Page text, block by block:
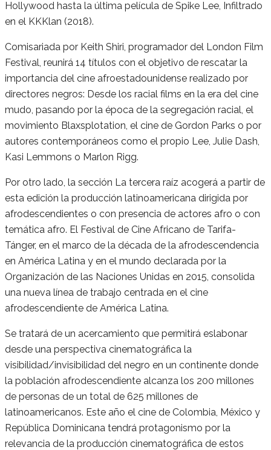
Hollywood hasta la última película de Spike Lee, Infiltrado
en el KKKlan (2018).
Comisariada por Keith Shiri, programador del London Film
Festival, reunirá 14 títulos con el objetivo de rescatar la
importancia del cine afroestadounidense realizado por
directores negros: Desde los racial films en la era del cine
mudo, pasando por la época de la segregación racial, el
movimiento Blaxsplotation, el cine de Gordon Parks o por
autores contemporáneos como el propio Lee, Julie Dash,
Kasi Lemmons o Marlon Rigg.
Por otro lado, la sección La tercera raíz acogerá a partir de
esta edición la producción latinoamericana dirigida por
afrodescendientes o con presencia de actores afro o con
temática afro. El Festival de Cine Africano de Tarifa-
Tánger, en el marco de la década de la afrodescendencia
en América Latina y en el mundo declarada por la
Organización de las Naciones Unidas en 2015, consolida
una nueva línea de trabajo centrada en el cine
afrodescendiente de América Latina.
Se tratará de un acercamiento que permitirá eslabonar
desde una perspectiva cinematográfica la
visibilidad/invisibilidad del negro en un continente donde
la población afrodescendiente alcanza los 200 millones
de personas de un total de 625 millones de
latinoamericanos. Este año el cine de Colombia, México y
República Dominicana tendrá protagonismo por la
relevancia de la producción cinematográfica de estos